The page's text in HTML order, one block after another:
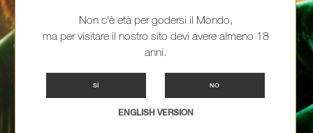
Non c'è età per godersi il Mondo,
ma per visitare il nostro sito devi avere almeno 18
anni.
SÌ NO
ENGLISH VERSION